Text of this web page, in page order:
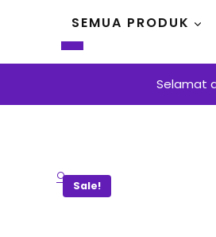
SEMUA PRODUK
Selamat
Sale!
🔍